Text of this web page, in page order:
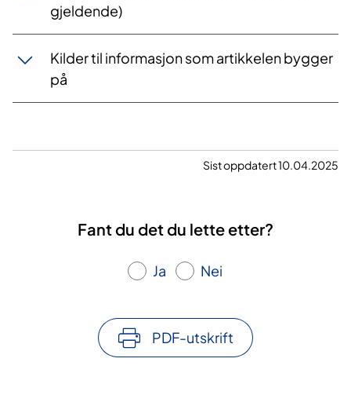
gjeldende)
Kilder til informasjon som artikkelen bygger
på
Sist oppdatert 10.04.2025
Fant du det du lette etter?
Ja Nei
PDF-utskrift